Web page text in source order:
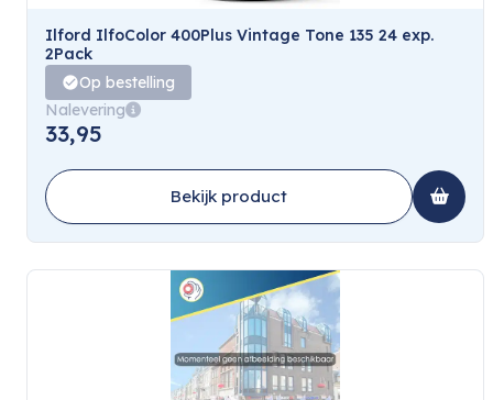
Ilford IlfoColor 400Plus Vintage Tone 135 24 exp.
2Pack
Op bestelling
Nalevering
33,95
Bekijk product